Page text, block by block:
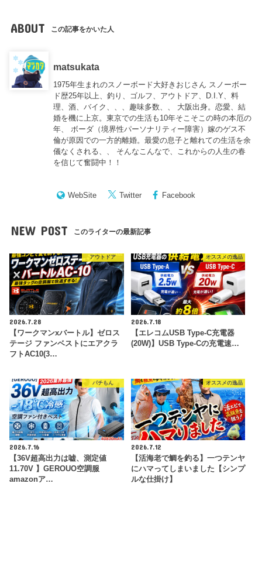
ABOUT この記事をかいた人
matsukata
1975年生まれのスノーボード大好きおじさん スノーボー
ド歴25年以上、釣り、ゴルフ、アウトドア、D.I.Y、料
理、酒、バイク、、、趣味多数、、 大阪出身。恋愛、結
婚を機に上京。東京での生活も10年そこそこの時の本厄の
年、 ボーダ（境界性パーソナリティー障害）嫁のゲス不
倫が原因での一方的離婚。最愛の息子と離れての生活を余
儀なくされる、、 そんなこんなで、これからの人生の春
を信じて奮闘中！！
WebSite Twitter Facebook
NEW POST このライターの最新記事
アウトドア
2026.7.28
【ワークマンxバートル】ゼロス
テージ ファンベストにエアクラ
フトAC10(3…
オススメの逸品
2026.7.18
【エレコムUSB Type-C充電器
(20W)】USB Type-Cの充電速…
パチもん
2026.7.16
【36V超高出力は嘘、測定値
11.70V 】GEROUO空調服
amazonア…
オススメの逸品
2026.7.12
【活海老で鯛を釣る】一つテンヤ
にハマってしまいました【シンプ
ルな仕掛け】